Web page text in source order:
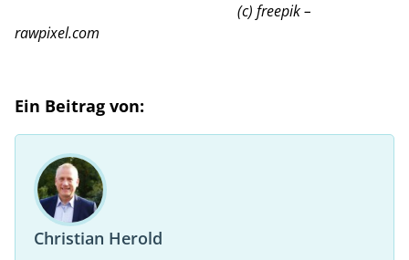
(c) freepik –
rawpixel.com
Ein Beitrag von:
Christian Herold